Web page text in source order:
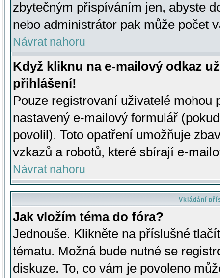
zbytečným přispíváním jen, abyste
nebo administrátor pak může počet
Návrat nahoru
Když kliknu na e-mailový odkaz
přihlášení!
Pouze registrovaní uživatelé mohou
nastavený e-mailový formulář
povolil). Toto opatření umožňuje
vzkazů a robotů, které sbírají e-
Návrat nahoru
Vkládání
Jak vložím téma do fóra?
Jednouše. Klikněte na příslušné
tématu. Možná bude nutné se
diskuze. To, co vám je povoleno